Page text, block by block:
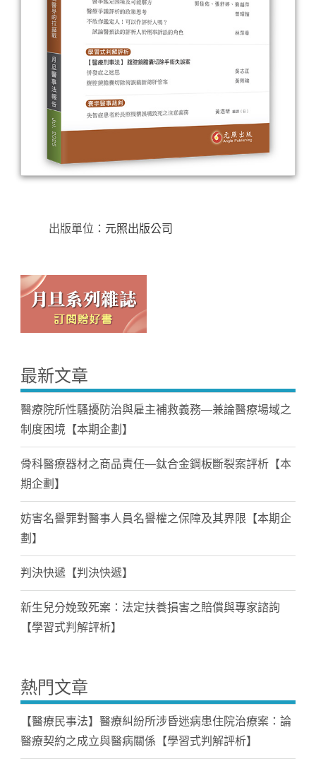
出版單位： 元照出版公司
最新文章
醫療院所性騷擾防治與雇主補救義務—兼論醫療場域之
制度困境【本期企劃】
骨科醫療器材之商品責任—鈦合金鋼板斷裂案評析【本
期企劃】
妨害名譽罪對醫事人員名譽權之保障及其界限【本期企
劃】
判決快遞【判決快遞】
新生兒分娩致死案：法定扶養損害之賠償與專家諮詢
【學習式判解評析】
熱門文章
【醫療民事法】醫療糾紛所涉昏迷病患住院治療案：論
醫療契約之成立與醫病關係【學習式判解評析】